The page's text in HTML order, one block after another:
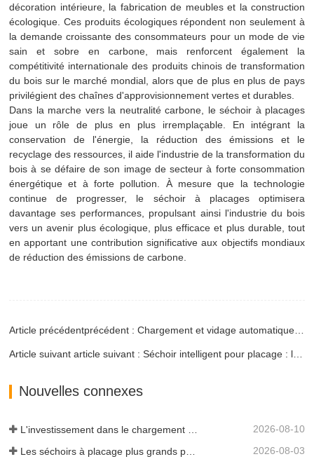
décoration intérieure, la fabrication de meubles et la construction
écologique. Ces produits écologiques répondent non seulement à
la demande croissante des consommateurs pour un mode de vie
sain et sobre en carbone, mais renforcent également la
compétitivité internationale des produits chinois de transformation
du bois sur le marché mondial, alors que de plus en plus de pays
privilégient des chaînes d'approvisionnement vertes et durables.
Dans la marche vers la neutralité carbone, le séchoir à placages
joue un rôle de plus en plus irremplaçable. En intégrant la
conservation de l'énergie, la réduction des émissions et le
recyclage des ressources, il aide l'industrie de la transformation du
bois à se défaire de son image de secteur à forte consommation
énergétique et à forte pollution. À mesure que la technologie
continue de progresser, le séchoir à placages optimisera
davantage ses performances, propulsant ainsi l'industrie du bois
vers un avenir plus écologique, plus efficace et plus durable, tout
en apportant une contribution significative aux objectifs mondiaux
de réduction des émissions de carbone.
Nouvelles connexes
2026-08-10
2026-08-03